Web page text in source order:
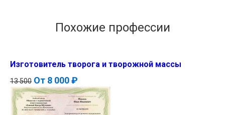
Похожие профессии
Изготовитель творога и творожной массы
13 500 От 8 000 ₽